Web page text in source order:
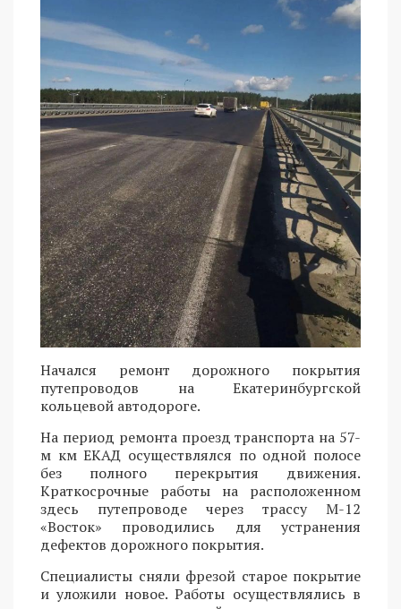
Начался ремонт дорожного покрытия
путепроводов на Екатеринбургской
кольцевой автодороге.
На период ремонта проезд транспорта на 57-
м км ЕКАД осуществлялся по одной полосе
без полного перекрытия движения.
Краткосрочные работы на расположенном
здесь путепроводе через трассу М-12
«Восток» проводились для устранения
дефектов дорожного покрытия.
Специалисты сняли фрезой старое покрытие
и уложили новое. Работы осуществлялись в